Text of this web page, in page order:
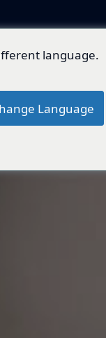
ジェネラ
language.
Language